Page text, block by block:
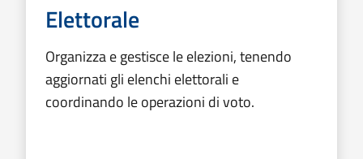
Elettorale
Organizza e gestisce le elezioni, tenendo
aggiornati gli elenchi elettorali e
coordinando le operazioni di voto.